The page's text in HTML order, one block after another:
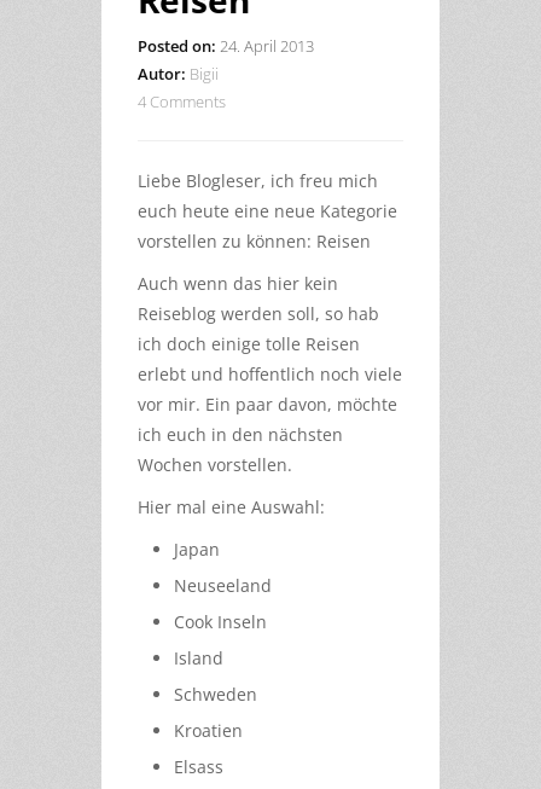
Posted on: 24. April 2013
Autor: Bigii
4 Comments
Liebe Blogleser, ich freu mich
euch heute eine neue Kategorie
vorstellen zu können: Reisen
Auch wenn das hier kein
Reiseblog werden soll, so hab
ich doch einige tolle Reisen
erlebt und hoffentlich noch viele
vor mir. Ein paar davon, möchte
ich euch in den nächsten
Wochen vorstellen.
Hier mal eine Auswahl:
Japan
Neuseeland
Cook Inseln
Island
Schweden
Kroatien
Elsass